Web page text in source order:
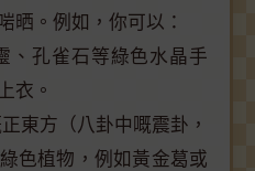
晒。例如，你可以：
、孔雀石等綠色水晶手
衣。
東方（八卦中嘅震卦，
色植物，例如黃金葛或